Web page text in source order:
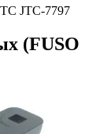
JTC-7797
(FUSO